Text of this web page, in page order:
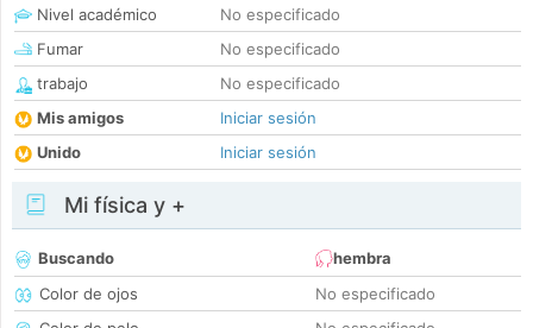
Nivel académico
No especificado
Fumar
No especificado
trabajo
No especificado
Mis amigos
Iniciar sesión
Unido
Iniciar sesión
Mi física y +
Buscando
hembra
Color de ojos
No especificado